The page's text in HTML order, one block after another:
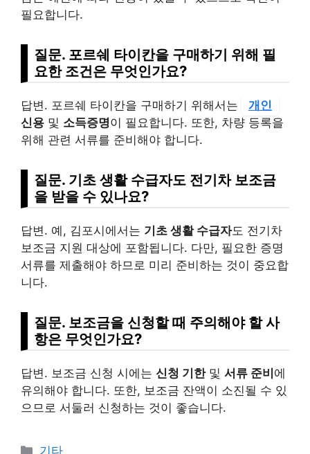
필요합니다.
질문. 포르쉐 타이칸을 구매하기 위해 필
요한 조건은 무엇인가요?
답변. 포르쉐 타이칸을 구매하기 위해서는
개인
신용 및 소득증명이 필요합니다. 또한, 차량 등록을
위해 관련 서류를 준비해야 합니다.
질문. 기초 생활 수급자도 전기차 보조금
을 받을 수 있나요?
답변. 예, 김포시에서는 기초 생활 수급자도 전기차
보조금 지원 대상에 포함됩니다. 다만, 필요한 증명
서류를 제출해야 하므로 미리 준비하는 것이 중요합
니다.
질문. 보조금을 신청할 때 주의해야 할 사
항은 무엇인가요?
답변. 보조금 신청 시에는 신청 기한및 서류 준비 에
유의해야 합니다. 또한, 보조금 잔액이 소진될 수 있
으므로 서둘러 신청하는 것이 좋습니다.
Categories
기타